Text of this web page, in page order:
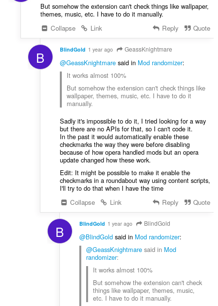
But somehow the extension can't check things like wallpaper,
themes, music, etc. I have to do it manually.
Collapse
Link Reply Quote
B BlindGold 1 year ago GeassKnightmare
@GeassKnightmaresaid in Mod randomizer:
It works almost 100%
But somehow the extension can't check things like
wallpaper, themes, music, etc. I have to do it
manually.
Sadly it's impossible to do it, I tried looking for a way
but there are no APIs for that, so I can't code it.
In the past it would automatically enable these
checkmarks the way they were before disabling
because of how opera handled mods but an opera
update changed how these work.
Edit: It might be possible to make it enable the
checkmarks in a roundabout way using content scripts,
I'll try to do that when I have the time
Collapse
Link Reply Quote
B BlindGold 1 year ago BlindGold
@BlindGoldsaid in Mod randomizer:
@GeassKnightmaresaid in Mod
randomizer:
It works almost 100%
But somehow the extension can't check
things like wallpaper, themes, music,
etc. I have to do it manually.